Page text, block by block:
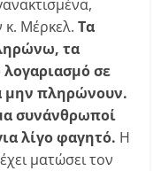
κ. Μέρκελ.Τα
τα
λογαριασμό σε
μην πληρώνουν.
συνάνθρωποί
λίγο φαγητό. Η
ματώσει τον